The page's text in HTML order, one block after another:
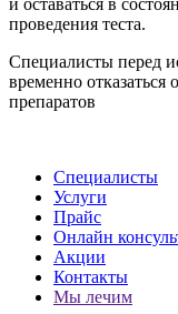
проведения теста.
Специалисты перед
временно
препаратов
Специалисты
Услуги
Прайс
Онлайн
Акции
Контакты
Мы лечим